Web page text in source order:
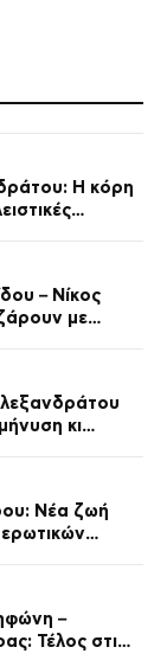
Η κόρη
– Νίκος
με
κι
Νέα ζωή
–
Τέλος στις